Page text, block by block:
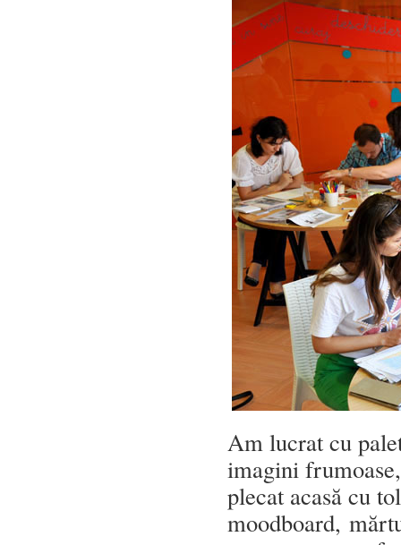
Am lucrat cu
imagini
plecat acasă cu
moodboard,